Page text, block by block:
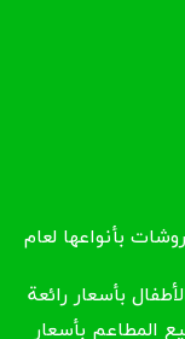
بأنواعها لعام
بأسعار رائعة
المطاعم بأسعار